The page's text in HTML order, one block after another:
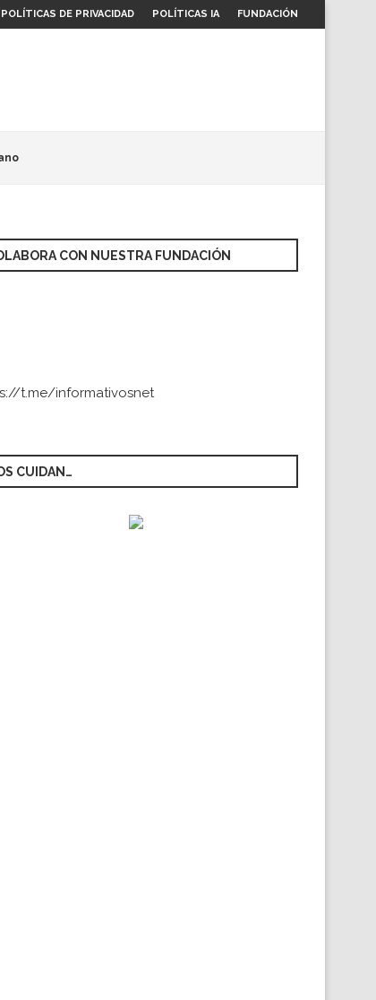
POLÍTICAS DE PRIVACIDAD POLÍTICAS IA FUNDACIÓN
CON NUESTRA FUNDACIÓN
t.me/informativosnet
CUIDAN…